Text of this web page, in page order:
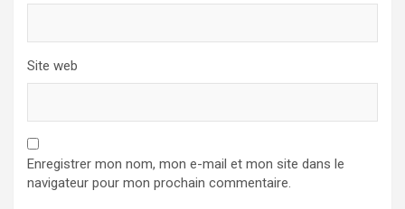
Site web
Enregistrer mon nom, mon e-mail et mon site dans le
navigateur pour mon prochain commentaire.